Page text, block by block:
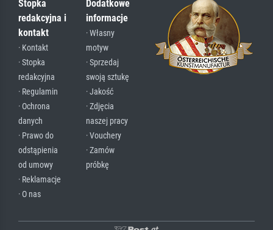
Stopka
redakcyjna i
kontakt
· Kontakt
· Stopka
redakcyjna
· Regulamin
· Ochrona
danych
· Prawo do
odstąpienia
od umowy
· Reklamacje
· O nas
Dodatkowe
informacje
· Własny
motyw
· Sprzedaj
swoją sztukę
· Jakość
· Zdjęcia
naszej pracy
· Vouchery
· Zamów
próbkę